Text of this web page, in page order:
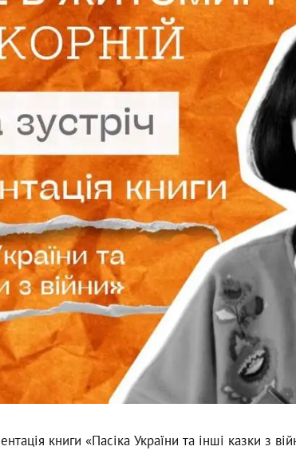
книги «Пасіка України та інші казки з